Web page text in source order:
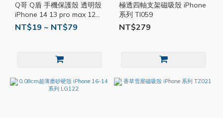
Q哥 Q盾 手機保護殼 透明殼
iPhone 14 13 pro max 12
11 XR X XS 手機殼 QEKC03
NT$19 ~ NT$79
極透四軸支架磁吸殼 iPhone
系列 TI059
NT$279